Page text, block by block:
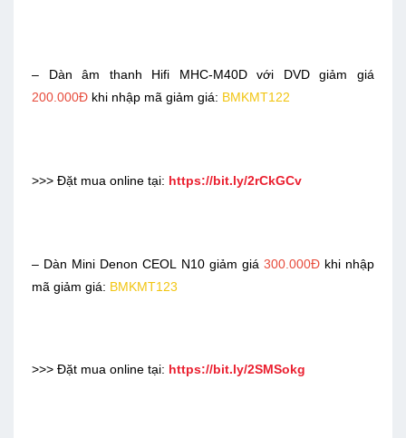
– Dàn âm thanh Hifi MHC-M40D với DVD giảm giá
200.000Đ khi nhập mã giảm giá: BMKMT122
>>> Đặt mua online tại: https://bit.ly/2rCkGCv
– Dàn Mini Denon CEOL N10 giảm giá 300.000Đkhi nhập
mã giảm giá: BMKMT123
>>> Đặt mua online tại: https://bit.ly/2SMSokg